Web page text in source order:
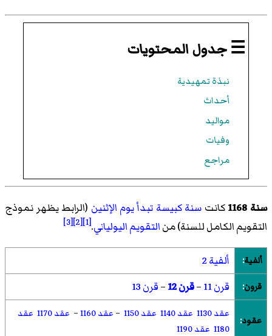
☰ جدول المحتويات
نبذة تمهيدية
أحداث
مواليد
وفيات
مراجع
سنة 1168 كانت سنة كبيسة تبدأ يوم الإثنين (الرابط يظهر نموذج
التقويم الكامل للسنة) منالتقويم اليولياني.
[1]
[2]
[3]
ألفية: ألفية 2
قرون: قرن 11 –قرن 12 –قرن 13
عقود:
عقد 1130 عقد 1140 عقد 1150 – عقد 1160 – عقد 1170
عقد
1180 عقد 1190